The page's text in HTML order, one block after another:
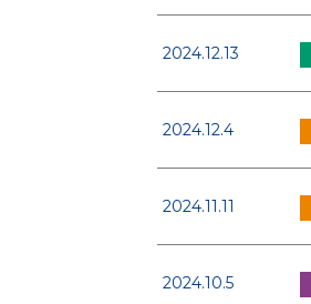
2024.12.13
2024.12.4
2024.11.11
2024.10.5